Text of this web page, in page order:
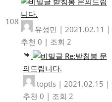
108
니다.
유성민 | 2021.02.11 |
추천 0 | 조회 2
Re:받침봉 문
의드립니다.
toptls | 2021.02.15 |
추천 0 | 조회 2